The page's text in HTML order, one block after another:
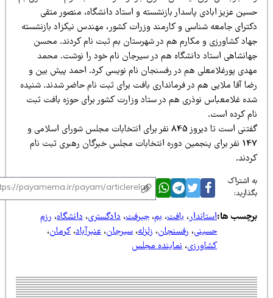
عزیز ابادی پاسدار بازنشسته و استاد دانشگاه، منصور متقی
جامعه شناسی و کارمند وزرات کشور، مهندس نیکزاد بازنشسته
کشاورزی و مکارم هم در شهرستان بم ثبت نام کردند. محسن
استاد دانشگاه هم در سیرجان نام خود را نوشت. محمد
پورغلامعلی هم در رفسنجان نام نویسی کرد. احمد پیش بین و
آقا ملایی هم در فرمانداری بافت برای ثبت نام حاضر شدند. شنیده
غلامعباس نوذری هم در ستاد وزارت کشور برای حوزه بافت ثبت
کرده است.
گفتنی است تا دیروز 845 نفر برای انتخابات مجلس شورای اسلامی و
147 نفر برای پنجمین دوره انتخابات مجلس خبرگان رهبری ثبت نام
اشتراک
ها:استاندار،بافت ،بم،جیرفت،دادگستری،دانشگاه،رزم
حسینی،رفسنجان،زلزله، سیرجان،عنبرآباد،کرمان،
کشاورزی،نماینده مجلس